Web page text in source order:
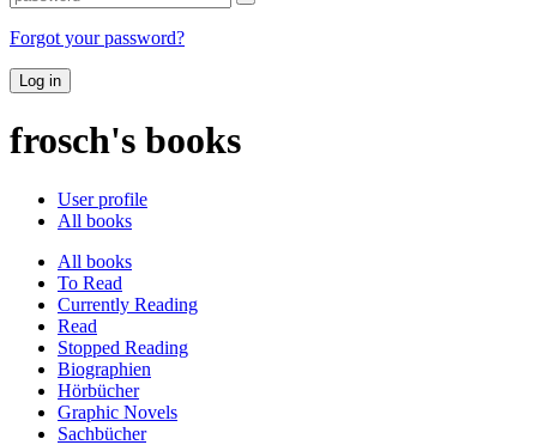
Forgot your password?
Log in
frosch's books
User profile
All books
All books
To Read
Currently Reading
Read
Stopped Reading
Biographien
Hörbücher
Graphic Novels
Sachbücher